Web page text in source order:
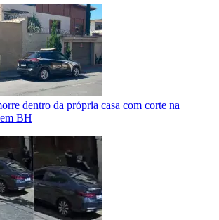
dentro da própria casa com corte na
BH